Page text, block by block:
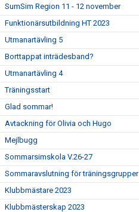
SumSim Region 11 - 12 november
Funktionärsutbildning HT 2023
Utmanartävling 5
Borttappat inträdesband?
Utmanartävling 4
Träningsstart
Glad sommar!
Avtackning för Olivia och Hugo
Mejlbugg
Sommarsimskola V.26-27
Sommaravslutning för träningsgrupper
Klubbmästare 2023
Klubbmästerskap 2023